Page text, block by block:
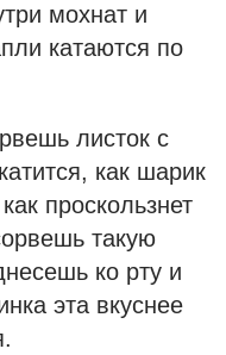
мохнат и
катаются по
листок с
как шарик
проскользнет
такую
ко рту и
эта вкуснее